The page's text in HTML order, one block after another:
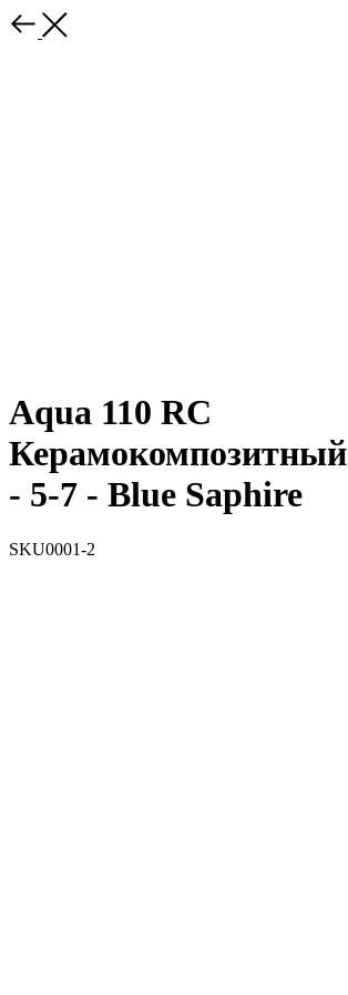
Aqua 110 RC
Керамокомпозитный
- 5-7 - Blue Saphire
SKU0001-2